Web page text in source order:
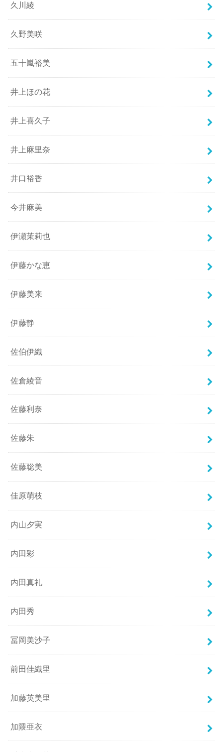
久川綾
久野美咲
五十嵐裕美
井上ほの花
井上喜久子
井上麻里奈
井口裕香
今井麻美
伊瀬茉莉也
伊藤かな恵
伊藤美来
伊藤静
佐伯伊織
佐倉綾音
佐藤利奈
佐藤朱
佐藤聡美
佳原萌枝
内山夕実
内田彩
内田真礼
内田秀
冨岡美沙子
前田佳織里
加藤英美里
加隈亜衣